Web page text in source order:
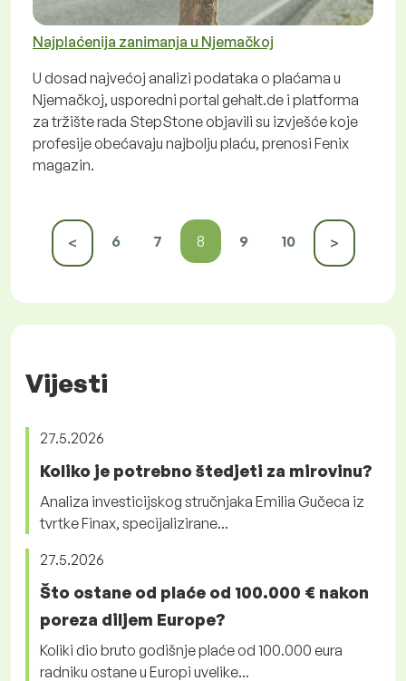
Najplaćenija zanimanja u Njemačkoj
U dosad najvećoj analizi podataka o plaćama u
Njemačkoj, usporedni portal gehalt.de i platforma
za tržište rada StepStone objavili su izvješće koje
profesije obećavaju najbolju plaću, prenosi Fenix
magazin.
< 6 7 8 9 10 >
Vijesti
27.5.2026
Koliko je potrebno štedjeti za mirovinu?
Analiza investicijskog stručnjaka Emilia Gučeca iz
tvrtke Finax, specijalizirane...
27.5.2026
Što ostane od plaće od 100.000 € nakon
poreza diljem Europe?
Koliki dio bruto godišnje plaće od 100.000 eura
radniku ostane u Europi uvelike...